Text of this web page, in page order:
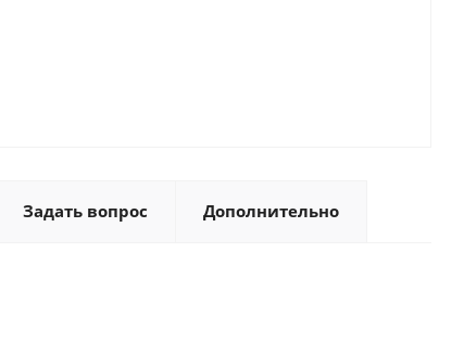
Задать вопрос Дополнительно